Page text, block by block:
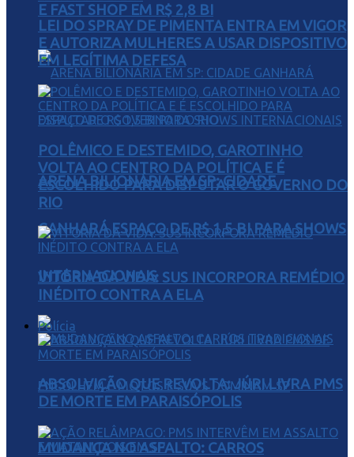
E FAST SHOP EM R$ 2,8 BI
ARENA BILIONÁRIA EM SP: CIDADE
GANHARÁ ESPAÇO DE R$ 1,5 BI PARA SHOWS
INTERNACIONAIS
MUDANÇA NO ASFALTO: CARROS
LEI DO SPRAY DE PIMENTA ENTRA EM VIGOR
E AUTORIZA MULHERES A USAR DISPOSITIVO
EM LEGÍTIMA DEFESA
POLÊMICO E DESTEMIDO, GAROTINHO
VOLTA AO CENTRO DA POLÍTICA E É
ESCOLHIDO PARA DISPUTAR O GOVERNO DO
RIO
VITÓRIA DA VIDA: SUS INCORPORA REMÉDIO
INÉDITO CONTRA A ELA
Polícia
ABSOLVIÇÃO QUE REVOLTA: JÚRI LIVRA PMS
DE MORTE EM PARAISÓPOLIS